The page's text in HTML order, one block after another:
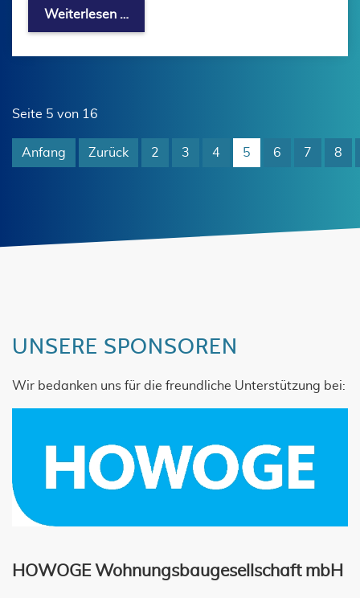
Weiterlesen …Freiwasserwochenende 13./14. Juli
Seite 5 von 16
Anfang Zurück 2 3 4 5 6 7 8
UNSERE SPONSOREN
Wir bedanken uns für die freundliche Unterstützung bei:
HOWOGE Wohnungsbaugesellschaft mbH